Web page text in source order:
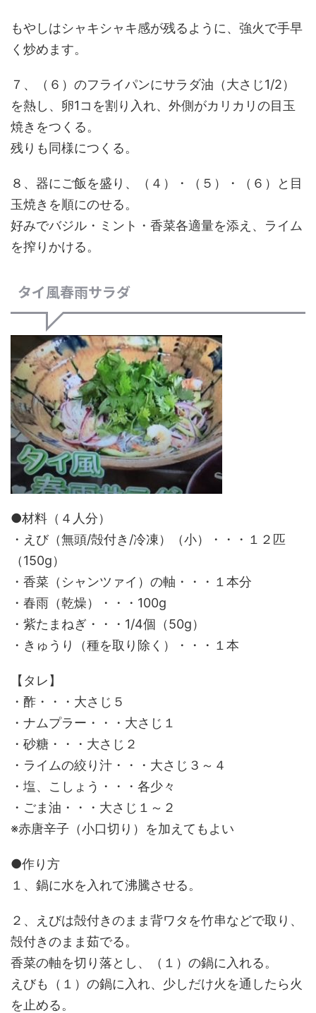
もやしはシャキシャキ感が残るように、強火で手早
く炒めます。
７、（６）のフライパンにサラダ油（大さじ1/2）
を熱し、卵1コを割り入れ、外側がカリカリの目玉
焼きをつくる。
残りも同様につくる。
８、器にご飯を盛り、（４）・（５）・（６）と目
玉焼きを順にのせる。
好みでバジル・ミント・香菜各適量を添え、ライム
を搾りかける。
タイ風春雨サラダ
●材料（４人分）
・えび（無頭/殻付き/冷凍）（小）・・・１２匹
（150g）
・香菜（シャンツァイ）の軸・・・１本分
・春雨（乾燥）・・・100g
・紫たまねぎ・・・1/4個（50g）
・きゅうり（種を取り除く）・・・１本
【タレ】
・酢・・・大さじ５
・ナムプラー・・・大さじ１
・砂糖・・・大さじ２
・ライムの絞り汁・・・大さじ３～４
・塩、こしょう・・・各少々
・ごま油・・・大さじ１～２
※赤唐辛子（小口切り）を加えてもよい
●作り方
１、鍋に水を入れて沸騰させる。
２、えびは殻付きのまま背ワタを竹串などで取り、
殻付きのまま茹でる。
香菜の軸を切り落とし、（１）の鍋に入れる。
えびも（１）の鍋に入れ、少しだけ火を通したら火
を止める。